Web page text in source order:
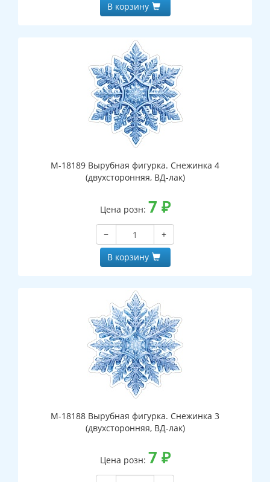
В корзину
М-18189 Вырубная фигурка. Снежинка 4
(двухсторонняя, ВД-лак)
Цена розн: 7 ₽
−
+
В корзину
М-18188 Вырубная фигурка. Снежинка 3
(двухсторонняя, ВД-лак)
Цена розн: 7 ₽